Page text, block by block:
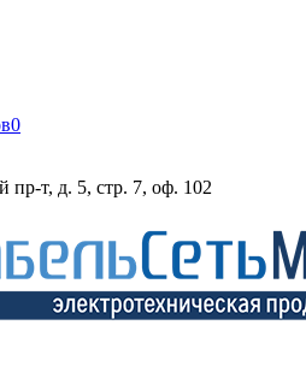
0
пр-т, д. 5, стр. 7, оф. 102